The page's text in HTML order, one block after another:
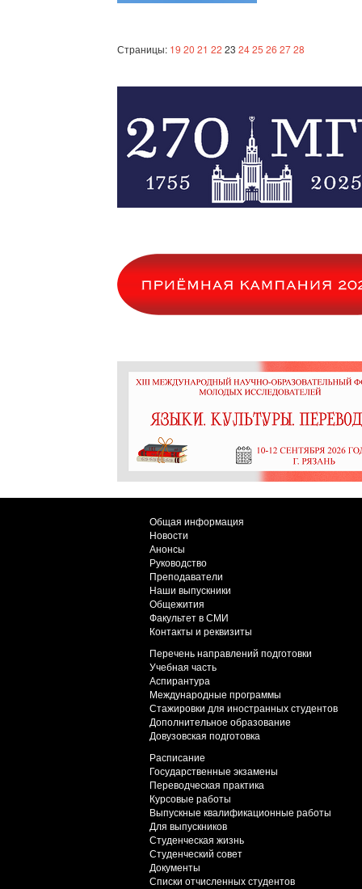
Страницы: 19 20 21 22 23 2425 26 2728
Общая информация
Новости
Анонсы
Руководство
Преподаватели
Наши выпускники
Общежития
Факультет в СМИ
Контакты и реквизиты
Перечень направлений подготовки
Учебная часть
Аспирантура
Международные программы
Стажировки для иностранных студентов
Дополнительное образование
Довузовская подготовка
Расписание
Государственные экзамены
Переводческая практика
Курсовые работы
Выпускные квалификационные работы
Для выпускников
Студенческая жизнь
Студенческий совет
Документы
Списки отчисленных студентов